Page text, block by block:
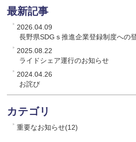
最新記事
2026.04.09
長野県SDGｓ推進企業登録制度への
2025.08.22
ライドシェア運行のお知らせ
2024.04.26
お詫び
カテゴリ
重要なお知らせ(12)